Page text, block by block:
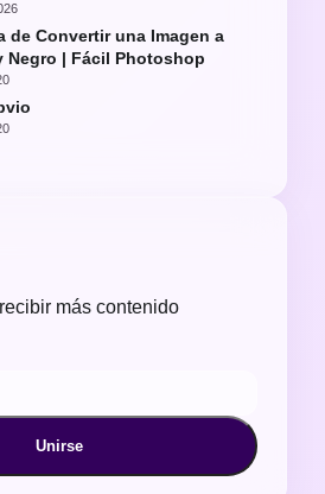
de Convertir una Imagen a
Negro | Fácil Photoshop
más contenido
Unirse